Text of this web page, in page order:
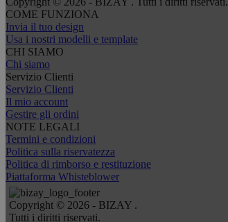
COME FUNZIONA
Invia il tuo design
Usa i nostri modelli e template
CHI SIAMO
Chi siamo
Servizio Clienti
Servizio Clienti
Il mio account
Gestire gli ordini
NOTE LEGALI
Termini e condizioni
Politica sulla riservatezza
Politica di rimborso e restituzione
Piattaforma Whisteblower
Copyright © 2026 - BIZAY .
Tutti i diritti riservati.